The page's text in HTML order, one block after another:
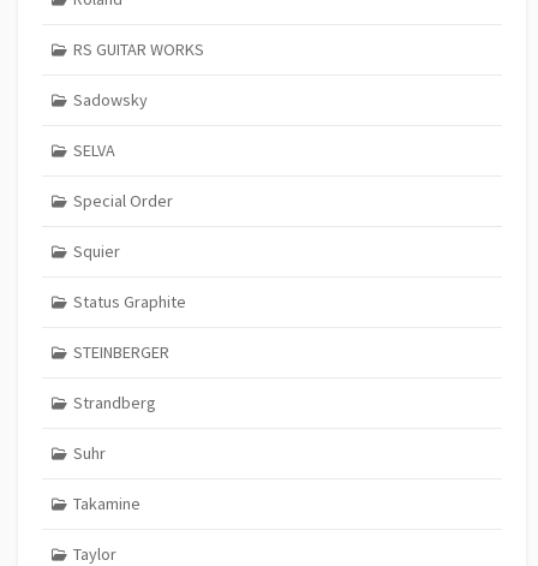
RS GUITAR WORKS
Sadowsky
SELVA
Special Order
Squier
Status Graphite
STEINBERGER
Strandberg
Suhr
Takamine
Taylor